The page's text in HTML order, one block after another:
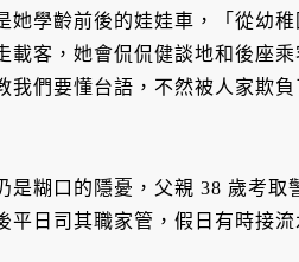
她學齡前後的娃娃車，「從幼
客，她會侃侃健談地和後座乘
們要懂台語，不然被人家欺
糊口的隱憂，父親 38 歲考取
日司其職家管，假日有時接